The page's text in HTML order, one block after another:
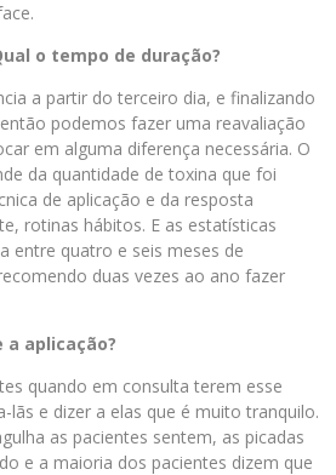
o tempo de duração?
a partir do terceiro dia, e finalizando
podemos fazer uma reavaliação
em alguma diferença necessária. O
da quantidade de toxina que foi
de aplicação e da resposta
rotinas hábitos. E as estatísticas
entre quatro e seis meses de
duas vezes ao ano fazer
aplicação?
quando em consulta terem esse
lãs e dizer a elas que é muito tranquilo.
as pacientes sentem, as picadas
e a maioria dos pacientes dizem que